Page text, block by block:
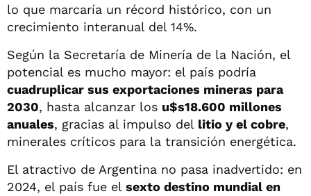
lo que marcaría un récord histórico, con un
crecimiento interanual del 14%.
Según la Secretaría de Minería de la Nación, el
potencial es mucho mayor: el país podría
cuadruplicar sus exportaciones mineras para
2030, hasta alcanzar los u$s18.600 millones
anuales, gracias al impulso del litio y el cobre,
minerales críticos para la transición energética.
El atractivo de Argentina no pasa inadvertido: en
2024, el país fue el sexto destino mundial en